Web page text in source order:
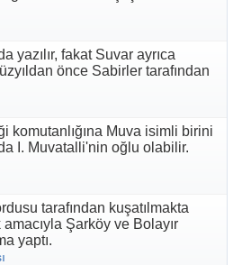
yazılır, fakat Suvar ayrıca
önce Sabirler tarafından
komutanlığına Muva isimli birini
I. Muvatalli'nin oğlu olabilir.
tarafından kuşatılmakta
Şarköy ve Bolayır
yaptı.